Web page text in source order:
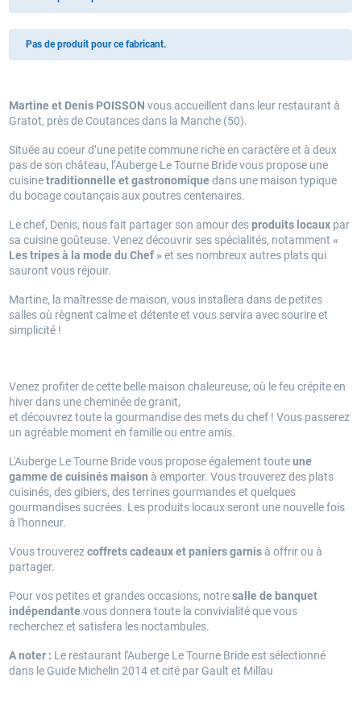
Pas de produit pour ce fabricant.
Martine et Denis POISSON vous accueillent dans leur restaurant à
Gratot, près de Coutances dans la Manche (50).
Située au coeur d’une petite commune riche en caractère et à deux
pas de son château, l’Auberge Le Tourne Bride vous propose une
cuisinetraditionnelle et gastronomique dans une maison typique
du bocage coutançais aux poutres centenaires.
Le chef, Denis, nous fait partager son amour desproduits locaux par
sa cuisine goûteuse. Venez découvrir ses spécialités, notamment«
Les tripes à la mode du Chef »et ses nombreux autres plats qui
sauront vous réjouir.
Martine, la maîtresse de maison, vous installera dans de petites
salles où règnent calme et détente et vous servira avec sourire et
simplicité !
Venez profiter de cette belle maison chaleureuse, où le feu crépite en
hiver dans une cheminée de granit,
et découvrez toute la gourmandise des mets du chef ! Vous passerez
un agréable moment en famille ou entre amis.
L'Auberge Le Tourne Bride vous propose également touteune
gamme de cuisinés maison à emporter. Vous trouverez des plats
cuisinés, des gibiers, des terrines gourmandes et quelques
gourmandises sucrées. Les produits locaux seront une nouvelle fois
à l'honneur.
Vous trouverezcoffrets cadeaux et paniers garnisà offrir ou à
partager.
Pour vos petites et grandes occasions, notresalle de banquet
indépendante vous donnera toute la convivialité que vous
recherchez et satisfera les noctambules.
A noter : Le restaurant l'Auberge Le Tourne Bride est sélectionné
dans le Guide Michelin 2014 et cité par Gault et Millau